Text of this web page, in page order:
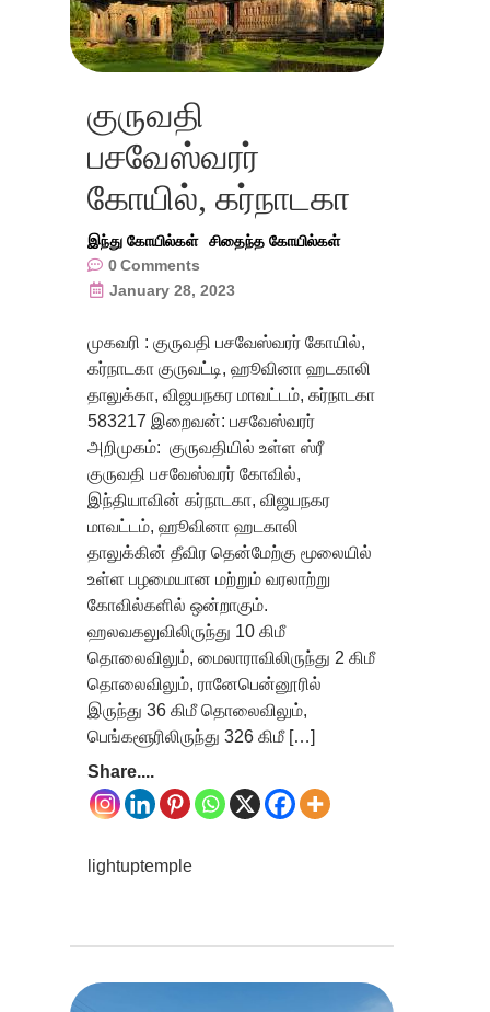
குருவதி
பசவேஸ்வரர்
கோயில், கர்நாடகா
இந்து கோயில்கள்
சிதைந்த கோயில்கள்
0Comments
January 28, 2023
முகவரி : குருவதி பசவேஸ்வரர் கோயில்,
கர்நாடகா குருவட்டி, ஹூவினா ஹடகாலி
தாலுக்கா, விஜயநகர மாவட்டம், கர்நாடகா
583217 இறைவன்: பசவேஸ்வரர்
அறிமுகம்: குருவதியில் உள்ள ஸ்ரீ
குருவதி பசவேஸ்வரர் கோவில்,
இந்தியாவின் கர்நாடகா, விஜயநகர
மாவட்டம், ஹூவினா ஹடகாலி
தாலுக்கின் தீவிர தென்மேற்கு மூலையில்
உள்ள பழமையான மற்றும் வரலாற்று
கோவில்களில் ஒன்றாகும்.
ஹலவகலுவிலிருந்து 10 கிமீ
தொலைவிலும், மைலாராவிலிருந்து 2 கிமீ
தொலைவிலும், ரானேபென்னூரில்
இருந்து 36 கிமீ தொலைவிலும்,
பெங்களூரிலிருந்து 326 கிமீ […]
Share....
lightuptemple